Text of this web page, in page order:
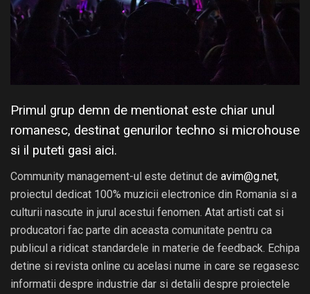
Primul grup demn de mentionat este chiar unul
romanesc, destinat genurilor techno si microhouse
si il puteti gasi aici.
Community management-ul este detinut de avim@g.net,
proiectul dedicat 100% muzicii electronice din Romania si a
culturii nascute in jurul acestui fenomen. Atat artisti cat si
producatori fac parte din aceasta comunitate pentru ca
publicul a ridicat standardele in materie de feedback. Echipa
detine si revista online cu acelasi nume in care se regasesc
informatii despre industrie dar si detalii despre proiectele